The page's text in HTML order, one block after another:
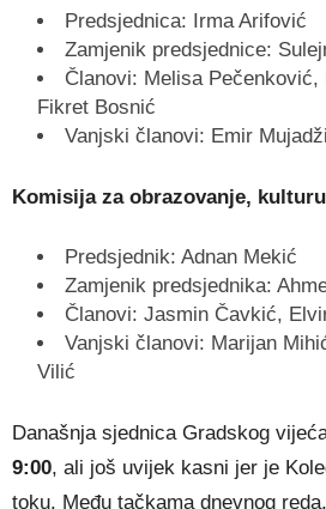
Predsjednica: Irma Arifović
Zamjenik predsjednice:
Članovi: Melisa Pečenković,
Fikret Bosnić
Vanjski članovi: Emir
Komisija za obrazovanje,
Predsjednik: Adnan Mekić
Zamjenik predsjednika:
Članovi: Jasmin Čavkić,
Vanjski članovi: Marijan
Vilić
Današnja sjednica Gradskog
9:00, ali još uvijek kasni jer je
toku. Među tačkama dnevnog